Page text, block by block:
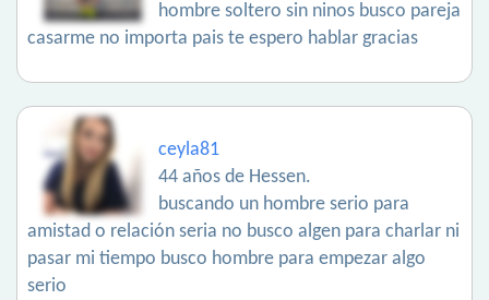
hombre soltero sin ninos busco pareja
casarme no importa pais te espero hablar gracias
ceyla81
44 años de Hessen.
buscando un hombre serio para
amistad o relación seria no busco algen para charlar ni
pasar mi tiempo busco hombre para empezar algo
serio